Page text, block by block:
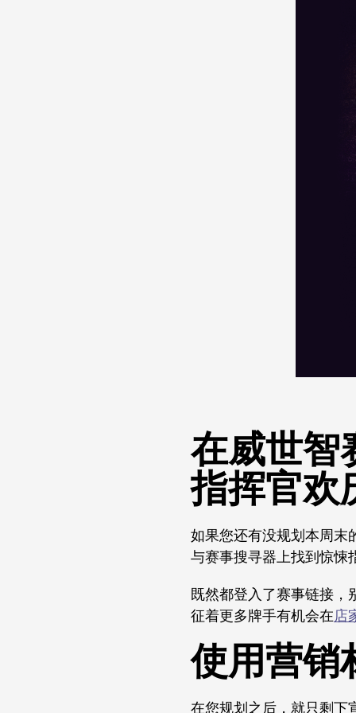
在威世智
指挥官欢
如果您还有没规划本周末
与赛事搜寻器上找到惊悚
既然都登入了赛事链接，
征着更多牌手有机会在店
使用营销
在您规划之后，就只剩下